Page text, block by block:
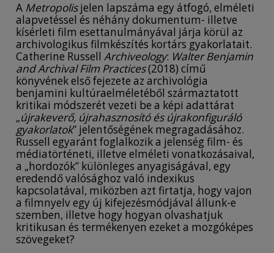
A Metropolisjelen lapszáma egy átfogó, elméleti
alapvetéssel és néhány dokumentum- illetve
kísérleti film esettanulmányával járja körül az
archivologikus filmkészítés kortárs gyakorlatait.
Catherine Russell Archiveology: Walter Benjamin
and Archival Film Practices(2018) című
könyvének első fejezete az archivológia
benjamini kultúraelméletéből származtatott
kritikai módszerét vezeti be a képi adattárat
„újrakeverő, újrahasznosító és újrakonfiguráló
gyakorlatok” jelentőségének megragadásához.
Russell egyaránt foglalkozik a jelenség film- és
médiatörténeti, illetve elméleti vonatkozásaival,
a „hordozók” különleges anyagiságával, egy
eredendő valósághoz való indexikus
kapcsolatával, miközben azt firtatja, hogy vajon
a filmnyelv egy új kifejezésmódjával állunk-e
szemben, illetve hogy hogyan olvashatjuk
kritikusan és termékenyen ezeket a mozgóképes
szövegeket?